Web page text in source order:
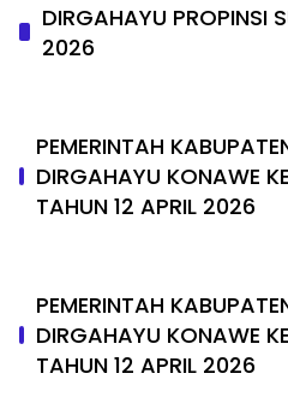
DIRGAHAYU PROPINSI
2026
PEMERINTAH
DIRGAHAYU KONAWE
TAHUN 12 APRIL 2026
PEMERINTAH
DIRGAHAYU KONAWE
TAHUN 12 APRIL 2026